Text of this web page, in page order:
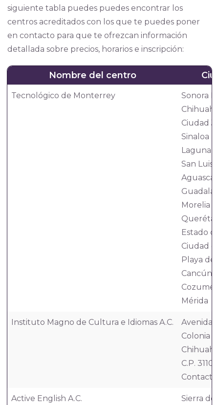
siguiente tabla puedes puedes encontrar los
centros acreditados con los que te puedes poner
en contacto para que te ofrezcan información
detallada sobre precios, horarios e inscripción:
Nombre del centro
Tecnológico de Monterrey
Sonora
Ciudad
Sinaloa
Laguna
San Luis
Morelia
Estado
Ciudad
Playa
Cancún
Cozumel
Mérida
Instituto Magno de Cultura e Idiomas A.C.
Avenida
Colonia
C.P.
Active English A.C.
Sierra de